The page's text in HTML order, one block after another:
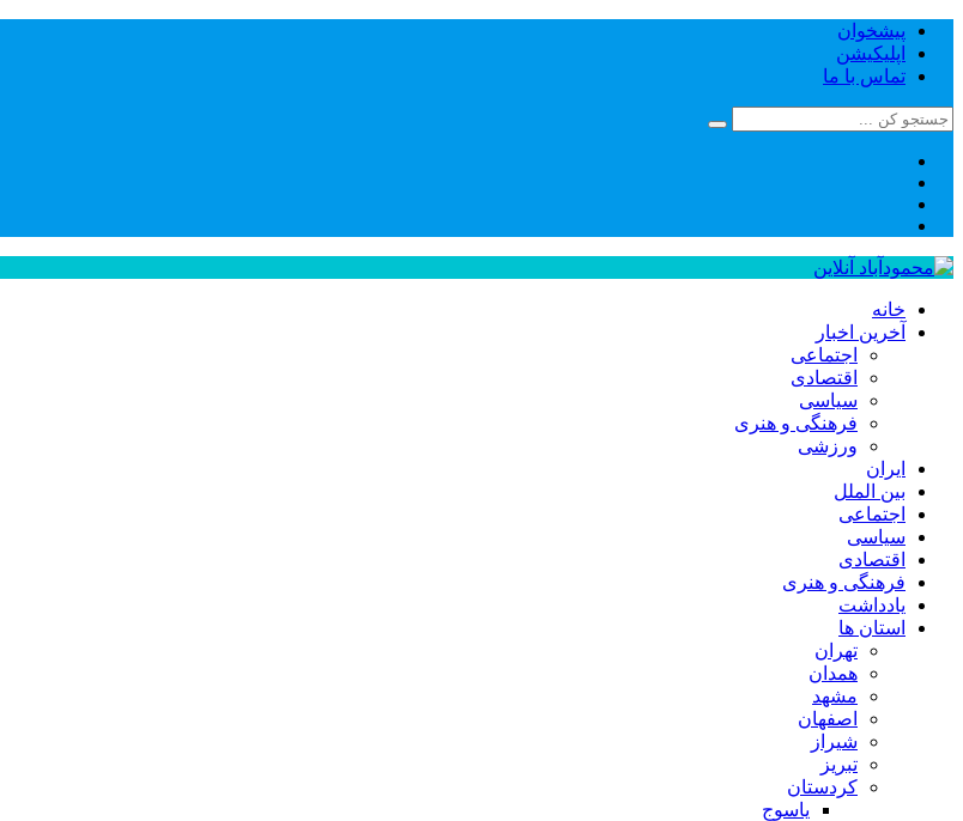
پیشخوان
اپلیکیشن
تماس با ما
خانه
آخرین اخبار
اجتماعی
اقتصادی
سیاسی
فرهنگی و هنری
ورزشی
ایران
بین الملل
اجتماعی
سیاسی
اقتصادی
فرهنگی و هنری
یادداشت
استان ها
تهران
همدان
مشهد
اصفهان
شیراز
تبریز
کردستان
یاسوج